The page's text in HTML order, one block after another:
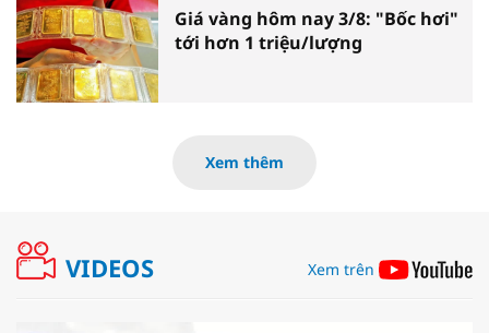
Giá vàng hôm nay 3/8: "Bốc hơi"
tới hơn 1 triệu/lượng
Xem thêm
VIDEOS Xem trên